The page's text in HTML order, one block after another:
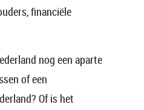
financiële
nog een aparte
of een
Of is het